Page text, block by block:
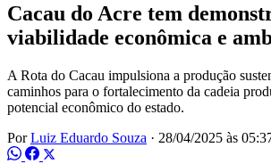
Cacau do Acre tem
viabilidade econômica e
A Rota do Cacau impulsiona a produção
caminhos para o fortalecimento da cadeia
potencial econômico do estado.
PorLuiz Eduardo Souza · 28/04/2025 às